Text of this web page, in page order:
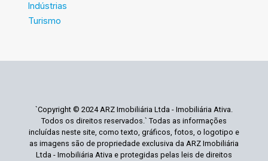
Indústrias
Turismo
`Copyright © 2024 ARZ Imobiliária Ltda - Imobiliária Ativa.
Todos os direitos reservados.` Todas as informações
incluídas neste site, como texto, gráficos, fotos, o logotipo e
as imagens são de propriedade exclusiva da ARZ Imobiliária
Ltda - Imobiliária Ativa e protegidas pelas leis de direitos